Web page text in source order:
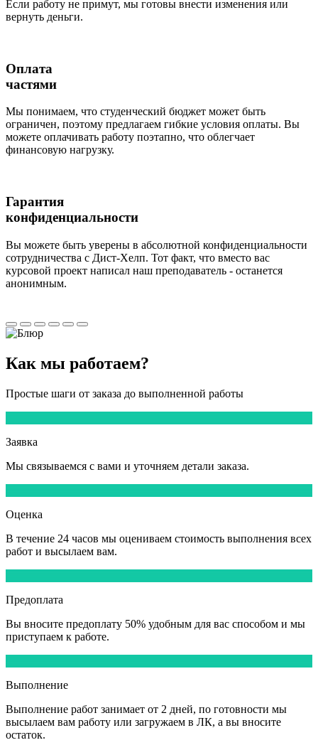
Если работу не примут, мы готовы внести изменения или
вернуть деньги.
Оплата
частями
Мы понимаем, что студенческий бюджет может быть
ограничен, поэтому предлагаем гибкие условия оплаты. Вы
можете оплачивать работу поэтапно, что облегчает
финансовую нагрузку.
Гарантия
конфиденциальности
Вы можете быть уверены в абсолютной конфиденциальности
сотрудничества с Дист-Хелп. Тот факт, что вместо вас
курсовой проект написал наш преподаватель - останется
анонимным.
Как мы работаем?
Простые шаги от заказа до выполненной работы
Заявка
Мы связываемся с вами и уточняем детали заказа.
Оценка
В течение 24 часов мы оцениваем стоимость выполнения всех
работ и высылаем вам.
Предоплата
Вы вносите предоплату 50% удобным для вас способом и мы
приступаем к работе.
Выполнение
Выполнение работ занимает от 2 дней, по готовности мы
высылаем вам работу или загружаем в ЛК, а вы вносите
остаток.